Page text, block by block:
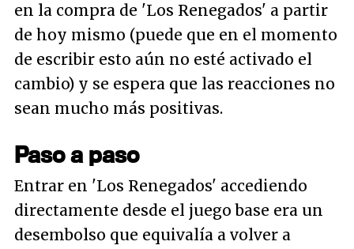
en la compra de 'Los Renegados' a partir
de hoy mismo (puede que en el momento
de escribir esto aún no esté activado el
cambio) y se espera que las reacciones no
sean mucho más positivas.
Paso a paso
Entrar en 'Los Renegados' accediendo
directamente desde el juego base era un
desembolso que equivalía a volver a